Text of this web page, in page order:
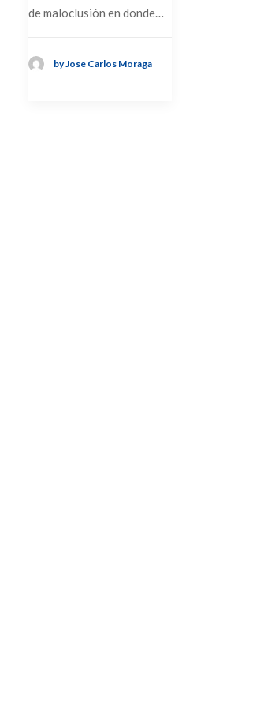
de maloclusión en donde…
by Jose Carlos Moraga